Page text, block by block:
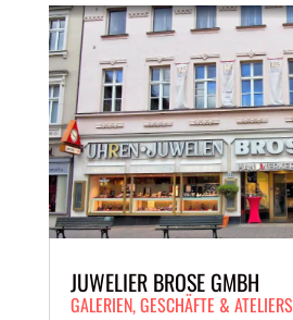
JUWELIER BROSE GMBH
GALERIEN,GESCHÄFTE & ATELIERS